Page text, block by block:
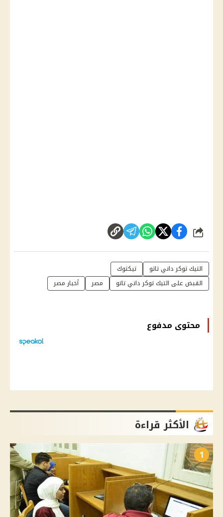
شارك
التيك توكر داني تاتو
تيكتوك
القبض على التيك توكر داني تاتو
مصر أخبار مصر
محتوى مدفوع
الأكثر قراءة
1